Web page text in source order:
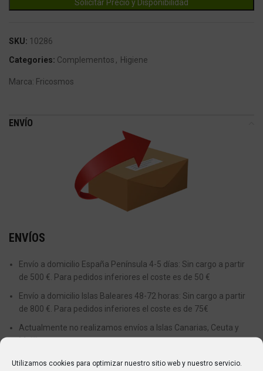
Utilizamos cookies para optimizar nuestro sitio web y nuestro servicio.
SKU: 10286
Categories: Complementos , Higiene
Marca: Fricosmos
ENVÍO
ENVÍOS
Envío a domicilio España Península 4-5 días: Sin cargo a partir
de 500 €. Para pedidos inferiores el coste es de 50 €
Envío a domicilio Islas Baleares 48-72 horas: Sin cargo a partir
de 800 €. Para pedidos inferiores el coste es de 75€
Actualmente no realizamos envíos a Islas Canarias, Ceuta y
Melilla.